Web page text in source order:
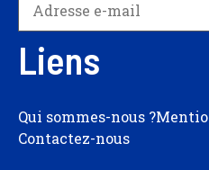
Liens
Qui sommes-nous ?
Contactez-nous